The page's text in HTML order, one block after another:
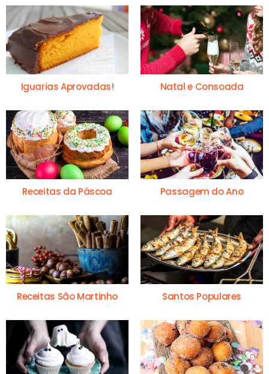
Iguarias Aprovadas! Natal e Consoada
Receitas da Páscoa Passagem do Ano
Receitas São Martinho Santos Populares